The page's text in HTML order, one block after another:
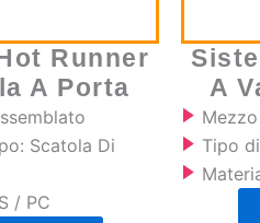
Runner
A Porta
Scatola Di
/ PC
A
Tipo